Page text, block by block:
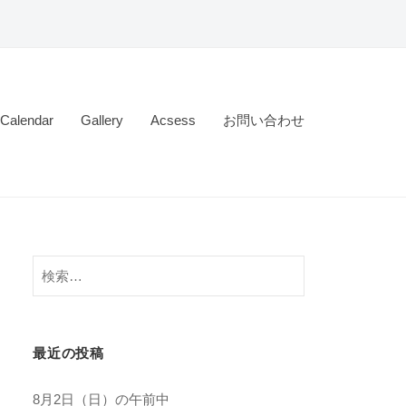
Calendar Gallery Acsess お問い合わせ
検
索:
最近の投稿
8月2日（日）の午前中